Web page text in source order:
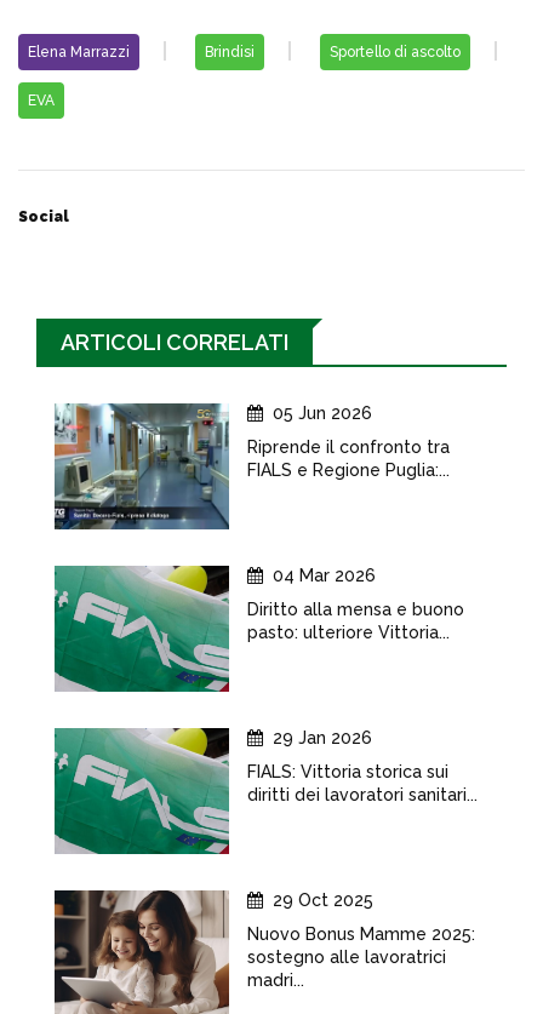
Elena Marrazzi Brindisi Sportello di ascolto
EVA
Social
ARTICOLI CORRELATI
05 Jun 2026
Riprende il confronto tra
FIALS e Regione Puglia:...
04 Mar 2026
Diritto alla mensa e buono
pasto: ulteriore Vittoria...
29 Jan 2026
FIALS: Vittoria storica sui
diritti dei lavoratori sanitari...
29 Oct 2025
Nuovo Bonus Mamme 2025:
sostegno alle lavoratrici
madri...